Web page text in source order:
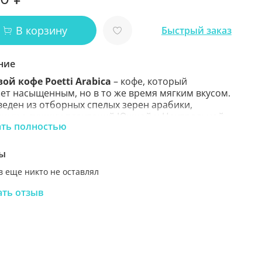
В корзину Быстрый заказ
кофе Poetti Arabica – кофе, который
насыщенным, но в то же время мягким вкусом.
из отборных спелых зерен арабики,
с лучших плантаций Южной и Центральной
и Бразилии. Плотный и герметично запаянный
кофе. Идеален для заваривания как в турке, так
особенности:
полностью
еще никто не оставлял
отзыв